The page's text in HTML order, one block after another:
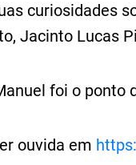
curiosidades
Jacinto Lucas
foi o ponto
ouvida em